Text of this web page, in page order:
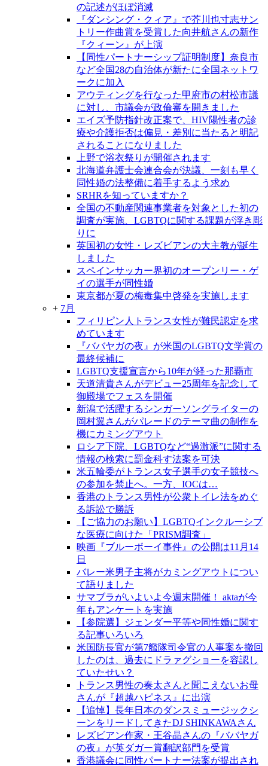
の記述がほぼ消滅
『ダンシング・クィア』で芥川也寸志サン
トリー作曲賞を受賞した向井航さんの新作
『クィーン』が上演
【同性パートナーシップ証明制度】奈良市
など全国28の自治体が新たに全国ネットワ
ークに加入
アウティングを行なった甲府市の村松市議
に対し、市議会が政倫審を開きました
エイズ予防指針改正案で、HIV陽性者の診
療や介護拒否は偏見・差別に当たると明記
されることになりました
上野で浴衣祭りが開催されます
北海道弁護士会連合会が決議、一刻も早く
同性婚の法整備に着手するよう求め
SRHRを知っていますか？
全国の不動産関連事業者を対象とした初の
調査が実施、LGBTQに関する課題が浮き彫
りに
英国初の女性・レズビアンの大主教が誕生
しました
スペインサッカー界初のオープンリー・ゲ
イの選手が同性婚
東京都が夏の梅毒集中啓発を実施します
+ 7月
フィリピン人トランス女性が難民認定を求
めています
『ババヤガの夜』が米国のLGBTQ文学賞の
最終候補に
LGBTQ支援宣言から10年が経った那覇市
天道清貴さんがデビュー25周年を記念して
御殿場でフェスを開催
新潟で活躍するシンガーソングライターの
岡村翼さんがパレードのテーマ曲の制作を
機にカミングアウト
ロシア下院、LGBTQなど“過激派”に関する
情報の検索に罰金科す法案を可決
米五輪委がトランス女子選手の女子競技へ
の参加を禁止へ。一方、IOCは…
香港のトランス男性が公衆トイレ法をめぐ
る訴訟で勝訴
【ご協力のお願い】LGBTQインクルーシブ
な医療に向けた「PRISM調査」
映画『ブルーボーイ事件』の公開は11月14
日
バレー米男子主将がカミングアウトについ
て語りました
サマブラがいよいよ今週末開催！ aktaが今
年もアンケートを実施
【参院選】ジェンダー平等や同性婚に関す
る記事いろいろ
米国防長官が第7艦隊司令官の人事案を撤回
したのは、過去にドラァグショーを容認し
ていたせい？
トランス男性の奏太さんと聞こえないお母
さんが『超越ハピネス』に出演
【追悼】長年日本のダンスミュージックシ
ーンをリードしてきたDJ SHINKAWAさん
レズビアン作家・王谷晶さんの『ババヤガ
の夜』が英ダガー賞翻訳部門を受賞
香港議会に同性パートナー法案が提出され